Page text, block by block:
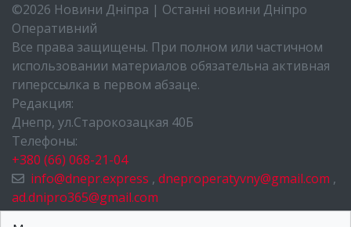
©2026 Новини Дніпра | Останні новини Дніпро
Оперативний
Все права защищены. При полном или частичном
использовании материалов обязательна активная
гиперссылка в первом абзаце.
Редакция:
Днепр, ул.Старокозацкая 40Б
Телефоны:
+380 (66) 068-21-04
info@dnepr.express , dneproperatyvny@gmail.com ,
ad.dnipro365@gmail.com
НОВОСТИ ДНЕПРА